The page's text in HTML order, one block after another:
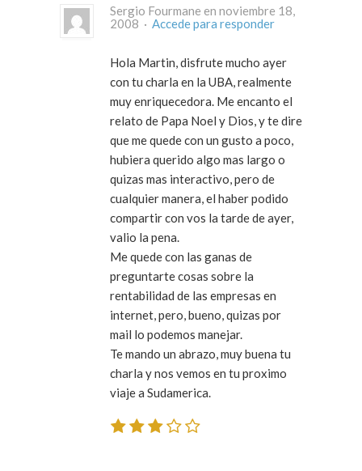
Sergio Fourmane en noviembre 18,
2008 · Accede para responder
Hola Martin, disfrute mucho ayer
con tu charla en la UBA, realmente
muy enriquecedora. Me encanto el
relato de Papa Noel y Dios, y te dire
que me quede con un gusto a poco,
hubiera querido algo mas largo o
quizas mas interactivo, pero de
cualquier manera, el haber podido
compartir con vos la tarde de ayer,
valio la pena.
Me quede con las ganas de
preguntarte cosas sobre la
rentabilidad de las empresas en
internet, pero, bueno, quizas por
mail lo podemos manejar.
Te mando un abrazo, muy buena tu
charla y nos vemos en tu proximo
viaje a Sudamerica.